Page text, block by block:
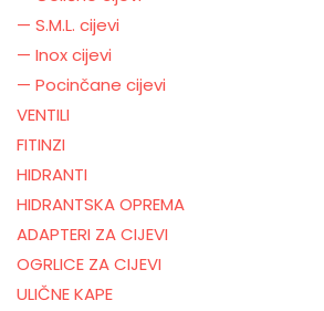
— S.M.L. cijevi
— Inox cijevi
— Pocinčane cijevi
VENTILI
FITINZI
HIDRANTI
HIDRANTSKA OPREMA
ADAPTERI ZA CIJEVI
OGRLICE ZA CIJEVI
ULIČNE KAPE